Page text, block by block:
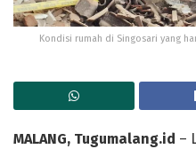
Kondisi rumah di Singosari yang
MALANG, Tugumalang.id –